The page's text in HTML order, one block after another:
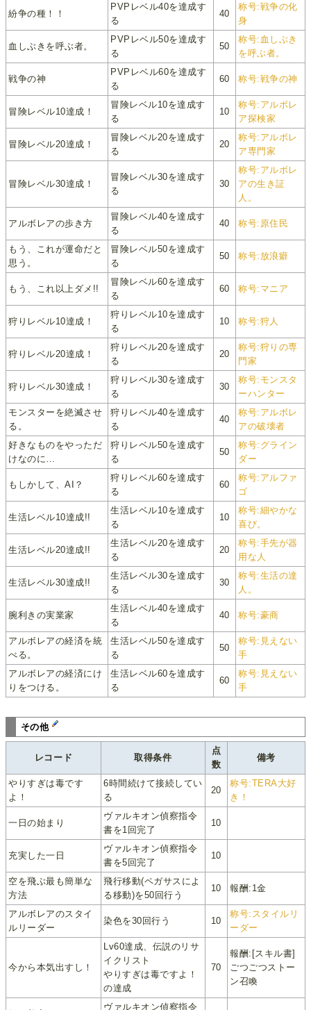
紛争の種！！
PVPレベル40を達成す
る
40
称号:戦争の化
身
血しぶきを呼ぶ者。
PVPレベル50を達成す
る
50
称号:血しぶき
を呼ぶ者。
戦争の神
PVPレベル60を達成す
る
60 称号:戦争の神
冒険レベル10達成！
冒険レベル10を達成す
る
10
称号:アルボレ
ア探検家
冒険レベル20達成！
冒険レベル20を達成す
る
20
称号:アルボレ
ア専門家
冒険レベル30達成！
冒険レベル30を達成す
る
30
称号:アルボレ
アの生き証
人。
アルボレアの歩き方
冒険レベル40を達成す
る
40 称号:原住民
もう、これが運命だと
思う。
冒険レベル50を達成す
る
50 称号:放浪癖
もう、これ以上ダメ!!
冒険レベル60を達成す
る
60 称号:マニア
狩りレベル10達成！
狩りレベル10を達成す
る
10 称号:狩人
狩りレベル20達成！
狩りレベル20を達成す
る
20
称号:狩りの専
門家
狩りレベル30達成！
狩りレベル30を達成す
る
30
称号:モンスタ
ーハンター
モンスターを絶滅させ
る。
狩りレベル40を達成す
る
40
称号:アルボレ
アの破壊者
好きなものをやっただ
けなのに…
狩りレベル50を達成す
る
50
称号:グライン
ダー
もしかして、AI？
狩りレベル60を達成す
る
60
称号:アルファ
ゴ
生活レベル10達成!!
生活レベル10を達成す
る
10
称号:細やかな
喜び。
生活レベル20達成!!
生活レベル20を達成す
る
20
称号:手先が器
用な人
生活レベル30達成!!
生活レベル30を達成す
る
30
称号:生活の達
人。
腕利きの実業家
生活レベル40を達成す
る
40 称号:豪商
アルボレアの経済を統
べる。
生活レベル50を達成す
る
50
称号:見えない
手
アルボレアの経済にけ
りをつける。
生活レベル60を達成す
る
60
称号:見えない
手
その他
レコード 取得条件
点
数
備考
やりすぎは毒です
よ！
6時間続けて接続してい
る
20
称号:TERA大好
き！
一日の始まり
ヴァルキオン偵察指令
書を1回完了
10
充実した一日
ヴァルキオン偵察指令
書を5回完了
10
空を飛ぶ最も簡単な
方法
飛行移動(ペガサスによ
る移動)を50回行う
10 報酬:1金
アルボレアのスタイ
ルリーダー
染色を30回行う 10
称号:スタイルリ
ーダー
今から本気出すし！
Lv60達成、伝説のリサ
イクリスト
やりすぎは毒ですよ！
の達成
70
報酬:[スキル書]
ごつごつストー
ン召喚
ヴァルキオン偵察指令